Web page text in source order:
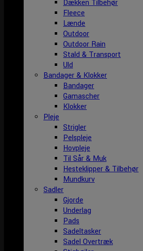
Dækken Tilbehør
Fleece
Lænde
Outdoor
Outdoor Rain
Stald & Transport
Uld
Bandager & Klokker
Bandager
Gamascher
Klokker
Pleje
Strigler
Pelspleje
Hovpleje
Til Sår & Muk
Hesteklipper & Tilbehør
Mundkurv
Sadler
Gjorde
Underlag
Pads
Sadeltasker
Sadel Overtræk